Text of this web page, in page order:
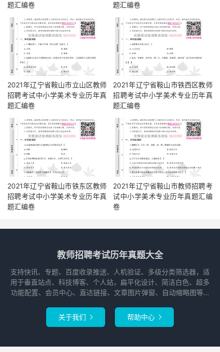
题汇编卷
题汇编卷
2021年辽宁省鞍山市立山区教师
招聘考试中小学美术专业历年真
题汇编卷
2021年辽宁省鞍山市铁西区教师
招聘考试中小学美术专业历年真
题汇编卷
2021年辽宁省鞍山市铁东区教师
招聘考试中小学美术专业历年真
题汇编卷
2021年辽宁省鞍山市教师招聘考
试中小学美术专业历年真题汇编
卷
教师招聘考试历年真题大全
支持快讯、专题、百度收录推送、人机验证、多级分类筛选器，适
用于垂直站点、科技博客、个人站，扁平化设计、简洁白色、超多
功能配置、会员中心、直达链接、文章图片弹窗、自动缩略图等...
关于我们  帮助中心 